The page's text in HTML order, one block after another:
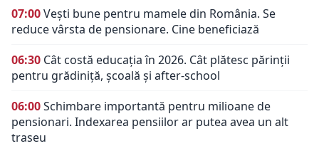
07:00Vești bune pentru mamele din România. Se
reduce vârsta de pensionare. Cine beneficiază
06:30 Cât costă educația în 2026. Cât plătesc părinții
pentru grădiniță, școală și after-school
06:00Schimbare importantă pentru milioane de
pensionari. Indexarea pensiilor ar putea avea un alt
traseu